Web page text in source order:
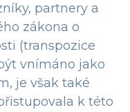
partnery a
zákona o
(transpozice
vnímáno jako
je však také
k této